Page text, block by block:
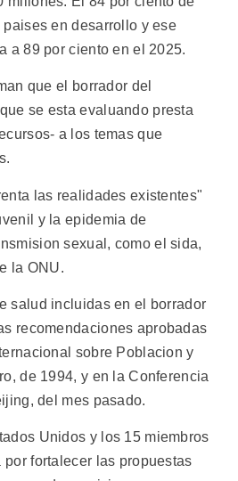
paises en desarrollo y ese
a 89 por ciento en el 2025.
que el borrador del
se esta evaluando presta
a los temas que
las realidades existentes"
y la epidemia de
sexual, como el sida,
la ONU.
salud incluidas en el borrador
recomendaciones aprobadas
sobre Poblacion y
de 1994, y en la Conferencia
del mes pasado.
Unidos y los 15 miembros
fortalecer las propuestas